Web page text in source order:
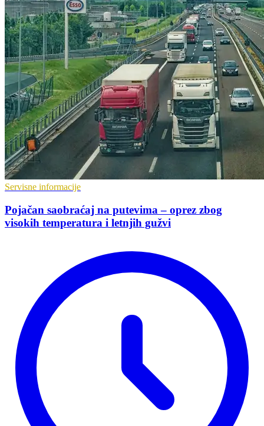
Servisne informacije
Pojačan saobraćaj na putevima – oprez zbog
visokih temperatura i letnjih gužvi